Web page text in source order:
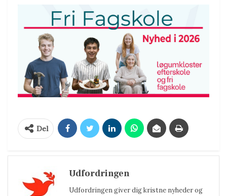
Del
Udfordringen
Udfordringen giver dig kristne nyheder og